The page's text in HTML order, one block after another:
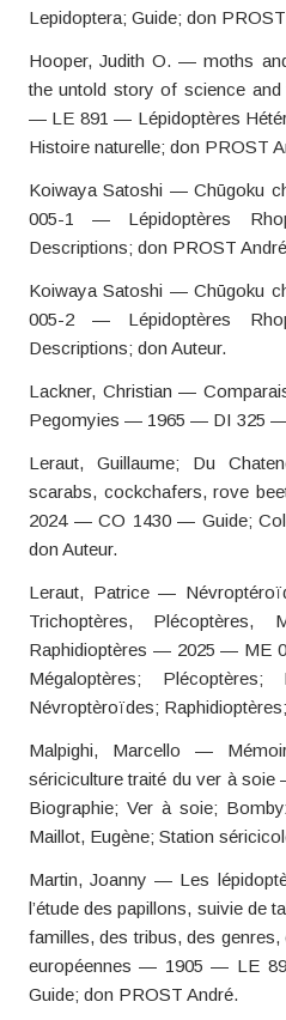
Lepidoptera; Guide; don
Hooper, Judith O. — moths
the untold story of science
— LE 891 — Lépidoptères
Histoire naturelle; don PROST
Koiwaya Satoshi — Chūgoku
005-1 — Lépidoptères
Descriptions; don PROST
Koiwaya Satoshi — Chūgoku
005-2 — Lépidoptères
Descriptions; don Auteur.
Lackner, Christian —
Pegomyies — 1965 — DI 325
Leraut, Guillaume; Du
scarabs, cockchafers, rove
2024 — CO 1430 — Guide;
don Auteur.
Leraut, Patrice —
Trichoptères, Plécoptères,
Raphidioptères — 2025 — ME
Mégaloptères; Plécoptères;
Névroptèroïdes;
Malpighi, Marcello —
sériciculture traité du ver à
Biographie; Ver à soie;
Maillot, Eugène; Station
Martin, Joanny — Les
l’étude des papillons, suivie de
familles, des tribus, des
européennes — 1905 — LE
Guide; don PROST André.